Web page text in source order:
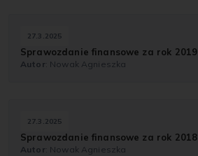
27.3.2025
Sprawozdanie finansowe za rok 2019
Autor: Nowak Agnieszka
27.3.2025
Sprawozdanie finansowe za rok 2018
Autor: Nowak Agnieszka